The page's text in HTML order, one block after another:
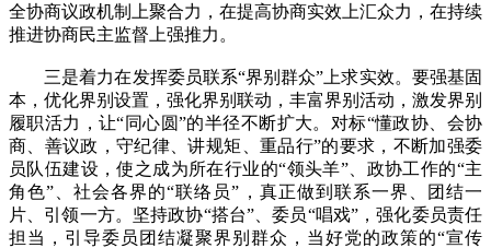
全协商议政机制上聚合力，在提高协商实效上汇众力，在持续
推进协商民主监督上强推力。
三是着力在发挥委员联系“界别群众”上求实效。要强基固
本，优化界别设置，强化界别联动，丰富界别活动，激发界别
履职活力，让“同心圆”的半径不断扩大。对标“懂政协、会协
商、善议政，守纪律、讲规矩、重品行”的要求，不断加强委
员队伍建设，使之成为所在行业的“领头羊”、政协工作的“主
角色”、社会各界的“联络员”，真正做到联系一界、团结一
片、引领一方。坚持政协“搭台”、委员“唱戏”，强化委员责任
担当，引导委员团结凝聚界别群众，当好党的政策的“宣传